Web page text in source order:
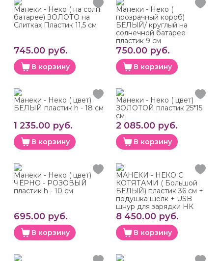
Манеки - Неко ( на солн.
батарее) ЗОЛОТО на
Слитках Пластик 11,5 см
745.00 руб.
В корзину
Манеки - Неко (
прозрачный короб)
БЕЛЫЙ/ круглый на
солнечной батарее
пластик 9 см
750.00 руб.
В корзину
Манеки - Неко ( цвет)
БЕЛЫЙ пластик h - 18 см
1 235.00 руб.
В корзину
Манеки - Неко ( цвет)
ЗОЛОТОЙ пластик 25*15
см
2 085.00 руб.
В корзину
Манеки - Неко ( цвет)
ЧЁРНО - РОЗОВЫЙ
пластик h - 10 см
695.00 руб.
В корзину
МАНЕКИ - НЕКО С
КОТЯТАМИ ( Большой
БЕЛЫЙ) пластик 36 см +
подушка шёлк + USB
шнур для зарядки НК
8 450.00 руб.
В корзину